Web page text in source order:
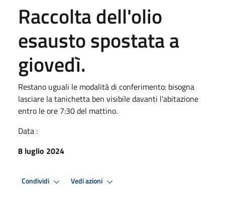
Raccolta dell'olio
esausto spostata a
giovedì.
Restano uguali le modalità di conferimento: bisogna
lasciare la tanichetta ben visibile davanti l'abitazione
entro le ore 7:30 del mattino.
Data :
8 luglio 2024
Condividi Vedi azioni